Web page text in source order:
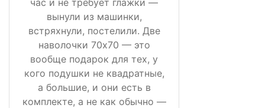
вынули из машинки,
встряхнули, постелили. Две
наволочки 70х70 — это
вообще подарок для тех, у
кого подушки не квадратные,
а большие, и они есть в
комплекте, а не как обычно —